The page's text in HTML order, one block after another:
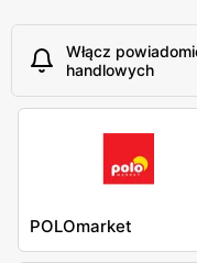
Włącz
handlowych
POLOmarket